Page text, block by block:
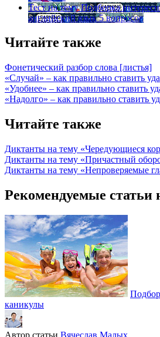
Тест на тему Подборка
английский язык 5 вопросов
Читайте также
Фонетический разбор слова [листья]
«Случай» – как правильно ставить
«Удобнее» – как правильно ставить
«Надолго» – как правильно ставить
Читайте также
Диктанты на тему «Чередующиеся
Диктанты на тему «Причастный
Диктанты на тему «Непроверяемые
Рекомендуемые статьи
каникулы
Автор статьи Вячеслав Малых